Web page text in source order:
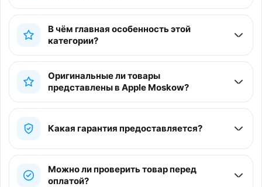
В чём главная особенность этой
категории?
Оригинальные ли товары
представлены в Apple Moskow?
Какая гарантия предоставляется?
Можно ли проверить товар перед
оплатой?